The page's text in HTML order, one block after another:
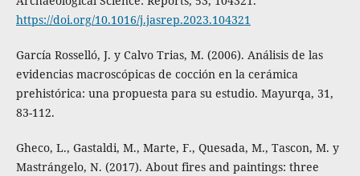
https://doi.org/10.1016/j.jasrep.2023.104321
García Rosselló, J. y Calvo Trias, M. (2006). Análisis de las
evidencias macroscópicas de cocción en la cerámica
prehistórica: una propuesta para su estudio. Mayurqa, 31,
83-112.
Gheco, L., Gastaldi, M., Marte, F., Quesada, M., Tascon, M. y
Mastrángelo, N. (2017). About fires and paintings: three